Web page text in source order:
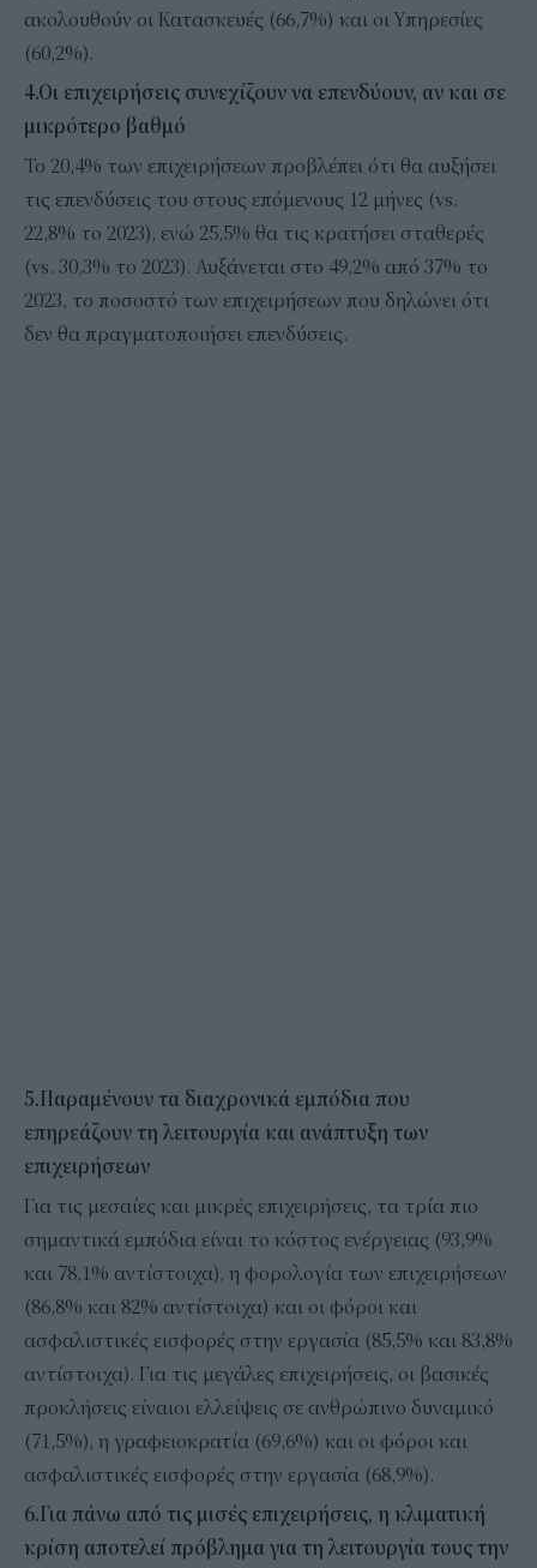
ακολουθούν οι Κατασκευές (66,7%) και οι Υπηρεσίες
(60,2%).
4.Οι επιχειρήσεις συνεχίζουν να επενδύουν, αν και σε
μικρότερο βαθμό
Το 20,4% των επιχειρήσεων προβλέπει ότι θα αυξήσει
τις επενδύσεις του στους επόμενους 12 μήνες (vs.
22,8% το 2023), ενώ 25,5% θα τις κρατήσει σταθερές
(vs. 30,3% το 2023). Αυξάνεται στο 49,2% από 37% το
2023, το ποσοστό των επιχειρήσεων που δηλώνει ότι
δεν θα πραγματοποιήσει επενδύσεις.
5.Παραμένουν τα διαχρονικά εμπόδια που
επηρεάζουν τη λειτουργία και ανάπτυξη των
επιχειρήσεων
Για τις μεσαίες και μικρές επιχειρήσεις, τα τρία πιο
σημαντικά εμπόδια είναι το κόστος ενέργειας (93,9%
και 78,1% αντίστοιχα), η φορολογία των επιχειρήσεων
(86,8% και 82% αντίστοιχα) και οι φόροι και
ασφαλιστικές εισφορές στην εργασία (85,5% και 83,8%
αντίστοιχα). Για τις μεγάλες επιχειρήσεις, οι βασικές
προκλήσεις είναιοι ελλείψεις σε ανθρώπινο δυναμικό
(71,5%), η γραφειοκρατία (69,6%) και οι φόροι και
ασφαλιστικές εισφορές στην εργασία (68,9%).
6.Για πάνω από τις μισές επιχειρήσεις, η κλιματική
κρίση αποτελεί πρόβλημα για τη λειτουργία τους την